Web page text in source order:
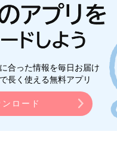
合った情報を毎日お届け
長く使える無料アプリ
ンロード